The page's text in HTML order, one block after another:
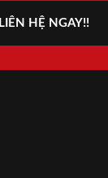
LIÊN HỆ NGAY!!